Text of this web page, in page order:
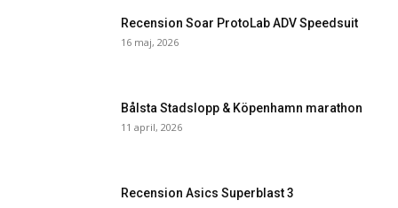
Recension Soar ProtoLab ADV Speedsuit
16 maj, 2026
Bålsta Stadslopp & Köpenhamn marathon
11 april, 2026
Recension Asics Superblast 3